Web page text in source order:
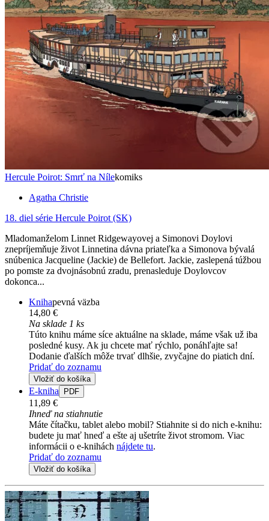
Hercule Poirot: Smrť na Nílekomiks
Agatha Christie
18. diel série Hercule Poirot (SK)
Mladomanželom Linnet Ridgewayovej a Simonovi Doylovi
znepríjemňuje život Linnetina dávna priateľka a Simonova bývalá
snúbenica Jacqueline (Jackie) de Bellefort. Jackie, zaslepená túžbou
po pomste za dvojnásobnú zradu, prenasleduje Doylovcov
dokonca...
Knihapevná väzba
14,80 €
Na sklade 1 ks
Túto knihu máme síce aktuálne na sklade, máme však už iba
posledné kusy. Ak ju chcete mať rýchlo, ponáhľajte sa!
Dodanie ďalších môže trvať dlhšie, zvyčajne do piatich dní.
Pridať do zoznamu
Vložiť do košíka
E-kniha PDF
11,89 €
Ihneď na stiahnutie
Máte čítačku, tablet alebo mobil? Stiahnite si do nich e-knihu:
budete ju mať hneď a ešte aj ušetríte život stromom. Viac
informácii o e-knihách nájdete tu.
Pridať do zoznamu
Vložiť do košíka